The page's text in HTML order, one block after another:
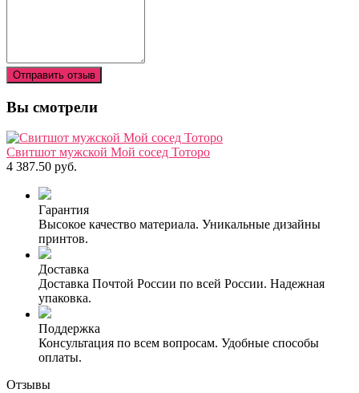
Отправить отзыв
Вы смотрели
Свитшот мужской Мой сосед Тоторо
4 387.50 руб.
Гарантия
Высокое качество материала. Уникальные дизайны
принтов.
Доставка
Доставка Почтой России по всей России. Надежная
упаковка.
Поддержка
Консультация по всем вопросам. Удобные способы
оплаты.
Отзывы